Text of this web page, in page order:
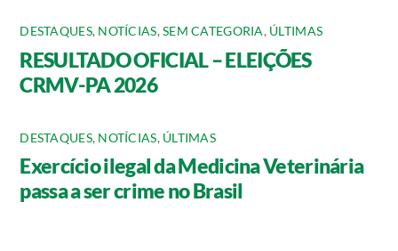
DESTAQUES, NOTÍCIAS,SEM CATEGORIA, ÚLTIMAS
RESULTADO OFICIAL – ELEIÇÕES
CRMV-PA 2026
DESTAQUES, NOTÍCIAS, ÚLTIMAS
Exercício ilegal da Medicina Veterinária
passa a ser crime no Brasil